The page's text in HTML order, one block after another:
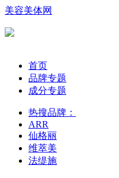
美容美体网
首页
品牌专题
成分专题
热搜品牌：
ARR
仙格丽
维萃美
法缇施